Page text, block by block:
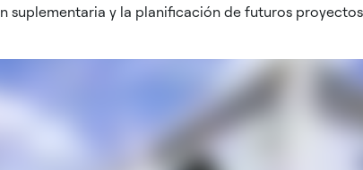
suplementaria y la planificación de futuros